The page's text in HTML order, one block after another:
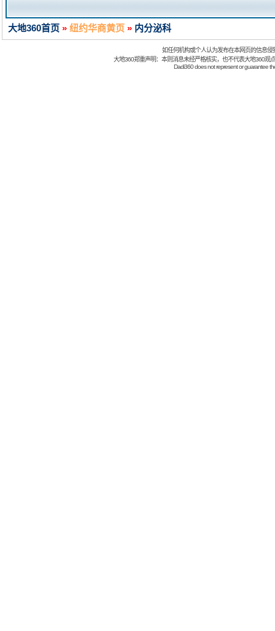
大地360首页 » 纽约华商黄页 » 内分泌科
如任何机构或个人认为发布在本网页的信息
大地360郑重声明：本则消息未经严格核实，也不代表大地360观
Dadi360 does not represent or guarantee